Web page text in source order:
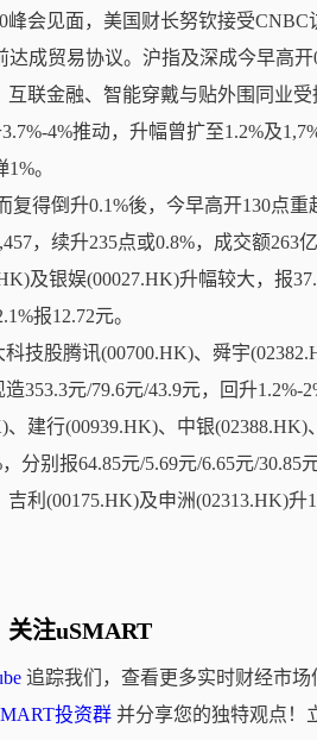
会见面，美国财长努钦接受CNBC
成贸易协议。沪指及深成今早高开
联金融、智能穿戴与贴外围同业
4%推动，升幅曾扩至1.2%及
。
得倒升0.1%後，今早高开130点重
，续升235点或0.8%，成交额263亿
及银娱(00027.HK)升幅较大，报
报12.72元。
技股腾讯(00700.HK)、舜宇
353.3元/79.6元/43.9元，回升1.2%-
建行(00939.HK)、中银(02388.HK)
分别报64.85元/5.69元/6.65元/30.85元
利(00175.HK)及申洲(02313.HK)升
关注uSMART
追踪我们，查看更多实时财经市场
投资群 并分享您的独特观点！